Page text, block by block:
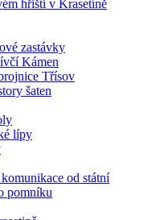
hřišti v Krasetíně
zastávky
Kámen
Třísov
šaten
lípy
od státní
pomníku